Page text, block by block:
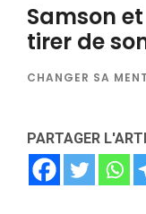
Samson
tirer de
CHANGER SA
PARTAGER